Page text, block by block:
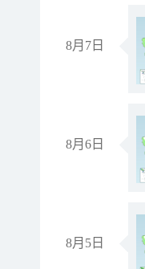
8月7日
8月6日
8月5日